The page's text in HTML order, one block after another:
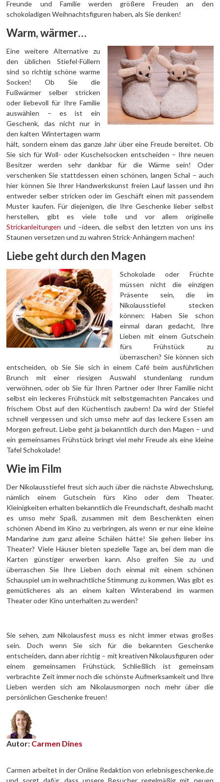
Freunde und Familie werden größere Freuden an den
schokoladigen Weihnachtsfiguren haben, als Sie denken!
Warm, wärmer…
Eine weitere Alternative zu
den üblichen Stiefel-Füllern
sind so richtig schöne warme
Socken! Ob Sie die
Fußwärmer selber stricken
oder liebevoll für Ihre Familie
auswählen – es ist ein
Geschenk, das nicht nur in
den kalten Wintertagen warm
hält, sondern einem das ganze Jahr über eine Freude bereitet. Ob
Sie sich für Woll- oder Kuschelsocken entscheiden – Ihre neuen
Besitzer werden sehr dankbar für die Wärme sein! Oder
verschenken Sie stattdessen einen schönen, langen Schal – auch
hier können Sie Ihrer Handwerkskunst freien Lauf lassen und ihn
entweder selber stricken oder im Geschäft einen mit passendem
Muster kaufen. Für diejenigen, die Ihre Geschenke lieber selbst
herstellen, gibt es viele tolle und vor allem originelle
Strickanleitungen und –ideen, die selbst den letzten von uns ins
Staunen versetzen und zu wahren Strick-Anhängern machen!
Liebe geht durch den Magen
Schokolade oder Früchte
müssen nicht die einzigen
Präsente sein, die im
Nikolausstiefel stecken
können: Haben Sie schon
einmal daran gedacht, Ihre
Lieben mit einem Gutschein
fürs Frühstück zu
überraschen? Sie können sich
entscheiden, ob Sie Sie sich in einem Café beim ausführlichen
Brunch mit einer riesigen Auswahl stundenlang rundum
verwöhnen, oder ob Sie für Ihren Partner oder Ihrer Familie nicht
selbst ein leckeres Frühstück mit selbstgemachten Pancakes und
frischem Obst auf den Küchentisch zaubern! Da wird der Stiefel
schnell vergessen und sich umso mehr auf das leckere Essen am
Morgen gefreut. Liebe geht ja bekanntlich durch den Magen – und
ein gemeinsames Frühstück bringt viel mehr Freude als eine kleine
Tafel Schokolade!
Wie im Film
Der Nikolausstiefel freut sich auch über die nächste Abwechslung,
nämlich einem Gutschein fürs Kino oder dem Theater.
Kleinigkeiten erhalten bekanntlich die Freundschaft, deshalb macht
es umso mehr Spaß, zusammen mit dem Beschenkten einen
schönen Abend im Kino zu verbringen, als wenn er nur eine kleine
Mandarine zum ganz alleine Schälen hätte! Sie gehen lieber ins
Theater? Viele Häuser bieten spezielle Tage an, bei dem man die
Karten günstiger erwerben kann. Also greifen Sie zu und
überraschen Sie Ihre Lieben doch einmal mit einem schönen
Schauspiel um in weihnachtliche Stimmung zu kommen. Was gibt es
gemütlicheres als an einem kalten Winterabend im warmen
Theater oder Kino unterhalten zu werden?
Sie sehen, zum Nikolausfest muss es nicht immer etwas großes
sein. Doch wenn Sie sich für die bekannten Geschenke
entscheiden, dann aber richtig – mit kreativen Nikolausfiguren oder
einem gemeinsamen Frühstück. Schließlich ist gemeinsam
verbrachte Zeit immer noch die schönste Aufmerksamkeit und Ihre
Lieben werden sich am Nikolausmorgen noch mehr über die
persönlichen Geschenke freuen!
Autor: Carmen Dines
Carmen arbeitet in der Online Redaktion von erlebnisgeschenke.de
und sorgt dafür, dass unsere Besucher regelmäßig mit neuen